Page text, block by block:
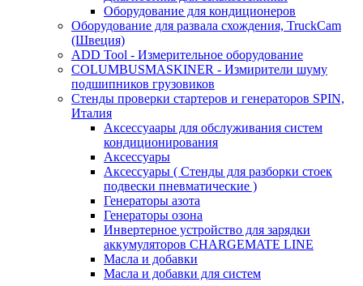
Оборудование для кондиционеров
Оборудование для развала схождения, TruckCam
(Швеция)
ADD Tool - Измерительное оборудование
COLUMBUSMASKINER - Измирители шуму
подшипников грузовиков
Стенды проверки стартеров и генераторов SPIN,
Италия
Аксессуаары для обслуживания систем
кондиционирования
Аксессуары
Аксессуары ( Стенды для разборки стоек
подвески пневматические )
Генераторы азота
Генераторы озона
Инвертерное устройство для зарядки
аккумуляторов CHARGEMATE LINE
Масла и добавки
Масла и добавки для систем